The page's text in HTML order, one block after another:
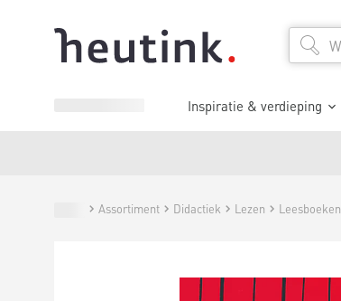
Inspiratie & verdieping
Assortiment Didactiek Lezen Leesboeken